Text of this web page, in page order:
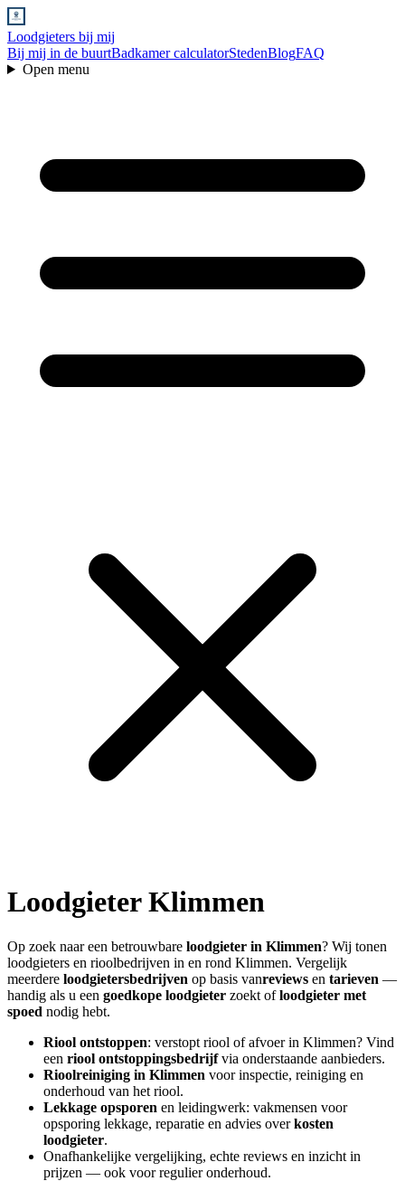
Loodgieters bij mij
Bij mij in de buurtBadkamer calculatorStedenBlogFAQ
Open menu
LoodgieterKlimmen
Op zoek naar een betrouwbare loodgieter in Klimmen? Wij tonen
loodgieters en rioolbedrijven in en rond Klimmen. Vergelijk
meerdere loodgietersbedrijven op basis vanreviews en tarieven —
handig als u een goedkope loodgieter zoekt ofloodgieter met
spoed nodig hebt.
Riool ontstoppen: verstopt riool of afvoer in Klimmen? Vind
een riool ontstoppingsbedrijfvia onderstaande aanbieders.
Rioolreiniging in Klimmen voor inspectie, reiniging en
onderhoud van het riool.
Lekkage opsporen en leidingwerk: vakmensen voor
opsporing lekkage, reparatie en advies overkosten
loodgieter.
Onafhankelijke vergelijking, echte reviews en inzicht in
prijzen — ook voor regulier onderhoud.